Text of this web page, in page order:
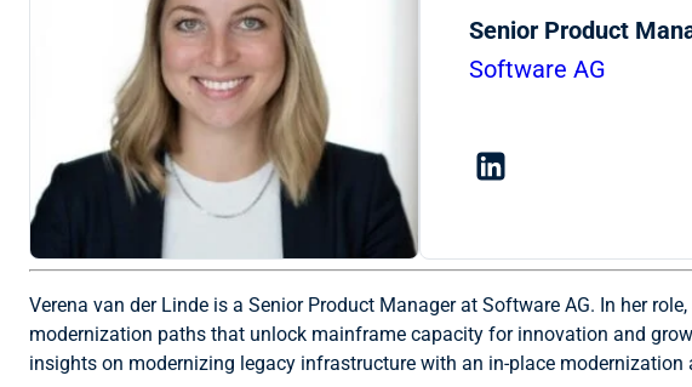
Senior Product
Software AG
Verena van der Linde is a Senior Product Manager at Software AG. In her
modernization paths that unlock mainframe capacity for innovation and
insights on modernizing legacy infrastructure with an in-place modernization